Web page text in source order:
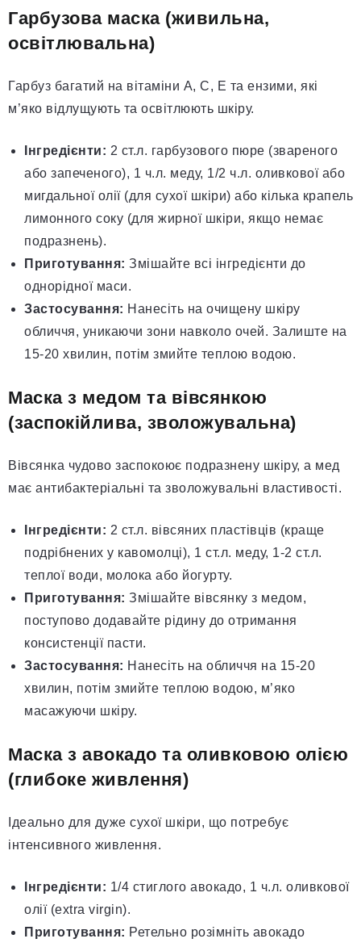
Гарбузова маска (живильна,
освітлювальна)
Гарбуз багатий на вітаміни А, С, Е та ензими, які
м’яко відлущують та освітлюють шкіру.
Інгредієнти: 2 ст.л. гарбузового пюре (звареного
або запеченого), 1 ч.л. меду, 1/2 ч.л. оливкової або
мигдальної олії (для сухої шкіри) або кілька крапель
лимонного соку (для жирної шкіри, якщо немає
подразнень).
Приготування: Змішайте всі інгредієнти до
однорідної маси.
Застосування: Нанесіть на очищену шкіру
обличчя, уникаючи зони навколо очей. Залиште на
15-20 хвилин, потім змийте теплою водою.
Маска з медом та вівсянкою
(заспокійлива, зволожувальна)
Вівсянка чудово заспокоює подразнену шкіру, а мед
має антибактеріальні та зволожувальні властивості.
Інгредієнти: 2 ст.л. вівсяних пластівців (краще
подрібнених у кавомолці), 1 ст.л. меду, 1-2 ст.л.
теплої води, молока або йогурту.
Приготування: Змішайте вівсянку з медом,
поступово додавайте рідину до отримання
консистенції пасти.
Застосування: Нанесіть на обличчя на 15-20
хвилин, потім змийте теплою водою, м’яко
масажуючи шкіру.
Маска з авокадо та оливковою олією
(глибоке живлення)
Ідеально для дуже сухої шкіри, що потребує
інтенсивного живлення.
Інгредієнти: 1/4 стиглого авокадо, 1 ч.л. оливкової
олії (extra virgin).
Приготування: Ретельно розімніть авокадо